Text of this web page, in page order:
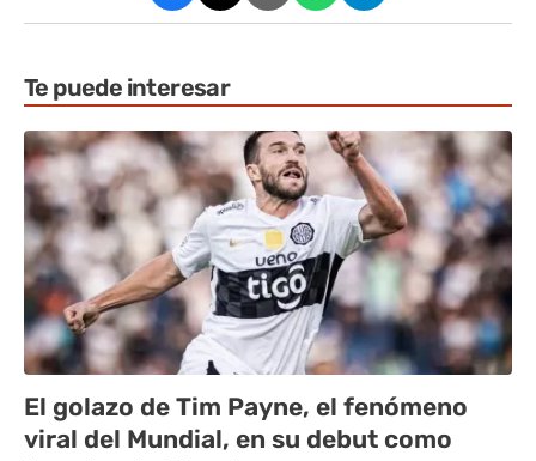
Te puede interesar
El golazo de Tim Payne, el fenómeno
viral del Mundial, en su debut como